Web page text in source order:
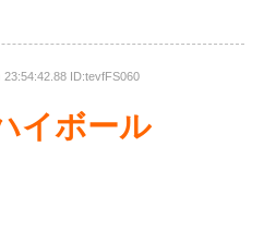
23:54:42.88 ID:tevfFS060
イボール